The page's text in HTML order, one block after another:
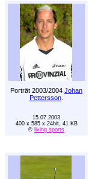
Porträt 2003/2004 Johan
Pettersson
15.07.2003
400 x 585 x 24bit, 41 KB
© living sports